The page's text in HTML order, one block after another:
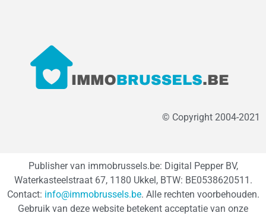
© Copyright 2004-2021
Publisher van immobrussels.be: Digital Pepper BV,
Waterkasteelstraat 67, 1180 Ukkel, BTW: BE0538620511.
Contact: info@immobrussels.be. Alle rechten voorbehouden.
Gebruik van deze website betekent acceptatie van onze